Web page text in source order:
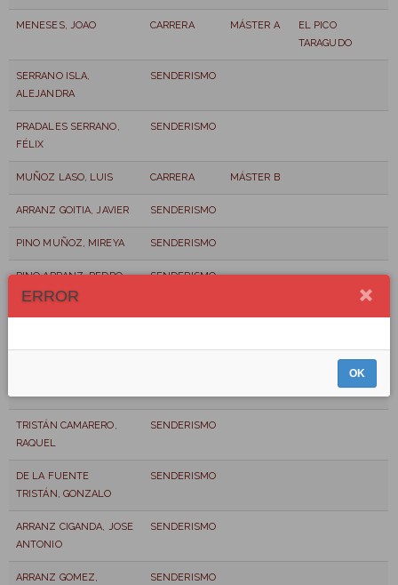
MENESES, JOAO CARRERA MÁSTER A
EL PICO
TARAGUDO
SERRANO ISLA,
ALEJANDRA
SENDERISMO
PRADALES SERRANO,
FÉLIX
SENDERISMO
MUÑOZ LASO, LUIS CARRERA MÁSTER B
ARRANZ GOITIA, JAVIER SENDERISMO
PINO MUÑOZ, MIREYA SENDERISMO
PINO ARRANZ, PEDRO SENDERISMO
TRISTÁN CAMARERO,
RAQUEL
SENDERISMO
DE LA FUENTE
TRISTÁN, GONZALO
SENDERISMO
ARRANZ CIGANDA, JOSE
ANTONIO
SENDERISMO
ARRANZ GOMEZ,
SENDERISMO
ERROR
OK